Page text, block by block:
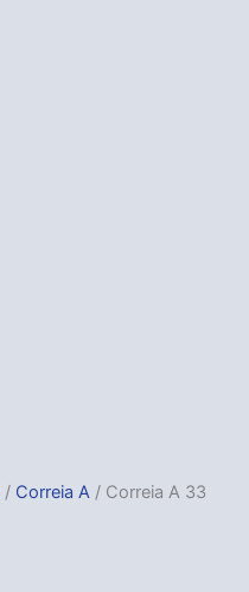
/ Correia A / Correia A 33